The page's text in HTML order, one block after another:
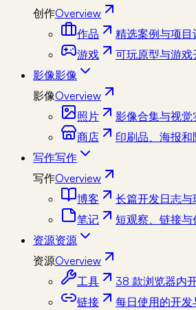
创作Overview
作品
精选案例与项目
游戏
可玩原型与游戏
影像影像
影像Overview
照片
影像合集与视觉
商店
印刷品、海报和
写作写作
写作Overview
博客
长篇开发日志与
笔记
短观察、链接与
资源资源
资源Overview
工具
38 款浏览器内
链接
每日使用的开发